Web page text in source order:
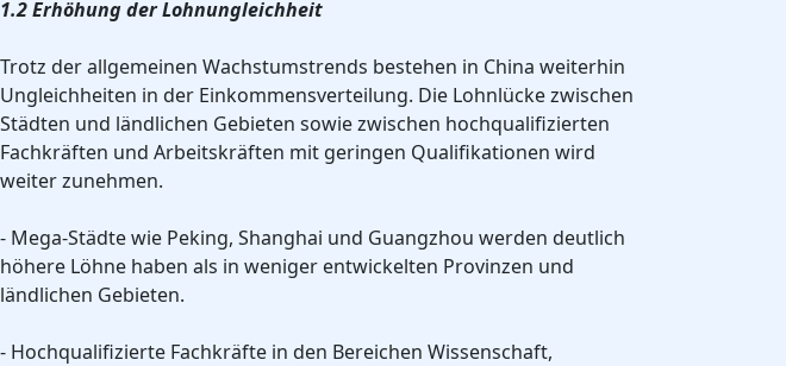
1.2 Erhöhung der Lohnungleichheit
Trotz der allgemeinen Wachstumstrends bestehen in China weiterhin
Ungleichheiten in der Einkommensverteilung. Die Lohnlücke zwischen
Städten und ländlichen Gebieten sowie zwischen hochqualifizierten
Fachkräften und Arbeitskräften mit geringen Qualifikationen wird
weiter zunehmen.
- Mega-Städte wie Peking, Shanghai und Guangzhou werden deutlich
höhere Löhne haben als in weniger entwickelten Provinzen und
ländlichen Gebieten.
- Hochqualifizierte Fachkräfte in den Bereichen Wissenschaft,